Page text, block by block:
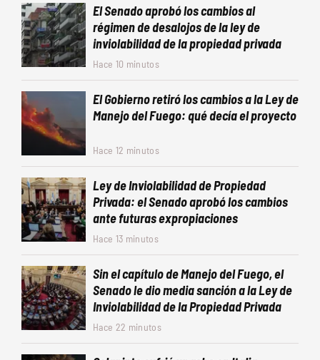
El Senado aprobó los cambios al
régimen de desalojos de la ley de
inviolabilidad de la propiedad privada
Hace 10 minutos
El Gobierno retiró los cambios a la Ley de
Manejo del Fuego: qué decía el proyecto
Hace 12 minutos
Ley de Inviolabilidad de Propiedad
Privada: el Senado aprobó los cambios
ante futuras expropiaciones
Hace 13 minutos
Sin el capítulo de Manejo del Fuego, el
Senado le dio media sanción a la Ley de
Inviolabilidad de la Propiedad Privada
Hace 22 minutos